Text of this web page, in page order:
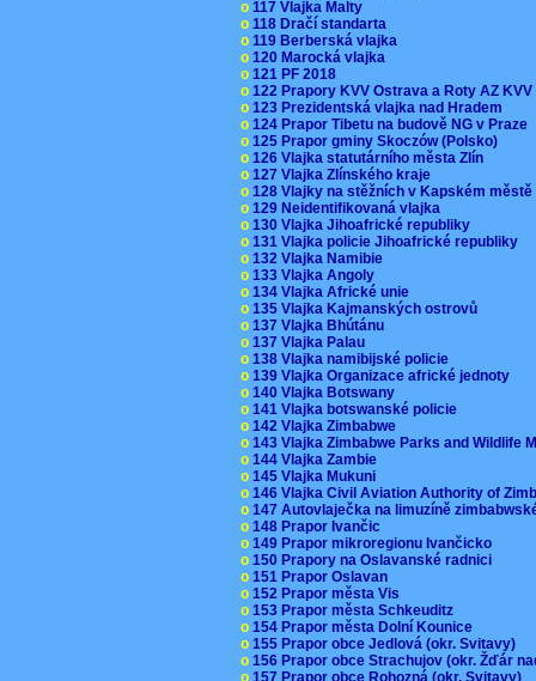
o 117 Vlajka Malty
o 118 Dračí standarta
o 119 Berberská vlajka
o 120 Marocká vlajka
o 121 PF 2018
o 122 Prapory KVV Ostrava a Roty AZ
o 123 Prezidentská vlajka nad Hradem
o 124 Prapor Tibetu na budově NG v Praze
o 125 Prapor gminy Skoczów (Polsko)
o 126 Vlajka statutárního města Zlín
o 127 Vlajka Zlínského kraje
o 128 Vlajky na stěžních v Kapském
o 129 Neidentifikovaná vlajka
o 130 Vlajka Jihoafrické republiky
o 131 Vlajka policie Jihoafrické republiky
o 132 Vlajka Namibie
o 133 Vlajka Angoly
o 134 Vlajka Africké unie
o 135 Vlajka Kajmanských ostrovů
o 137 Vlajka Bhútánu
o 137 Vlajka Palau
o 138 Vlajka namibijské policie
o 139 Vlajka Organizace africké jednoty
o 140 Vlajka Botswany
o 141 Vlajka botswanské policie
o 142 Vlajka Zimbabwe
o 143 Vlajka Zimbabwe Parks and Wildlife
o 144 Vlajka Zambie
o 145 Vlajka Mukuni
o 146 Vlajka Civil Aviation Authority of
o 147 Autovlaječka na limuzíně
o 148 Prapor Ivančic
o 149 Prapor mikroregionu Ivančicko
o 150 Prapory na Oslavanské radnici
o 151 Prapor Oslavan
o 152 Prapor města Vis
o 153 Prapor města Schkeuditz
o 154 Prapor města Dolní Kounice
o 155 Prapor obce Jedlová (okr. Svitavy)
o 156 Prapor obce Strachujov (okr. Žďár
o 157 Prapor obce Rohozná (okr. Svitavy)